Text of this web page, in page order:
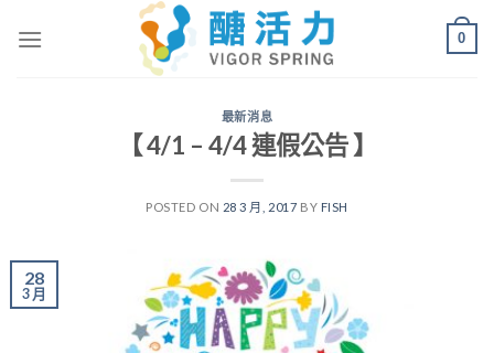
0
最新消息
【 4/1 – 4/4 連假公告 】
POSTED ON 28 3 月, 2017 BY FISH
28
3 月